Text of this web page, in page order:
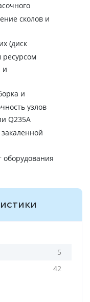
сколов и
(диск
и
и
узлов
Q235A
5
42